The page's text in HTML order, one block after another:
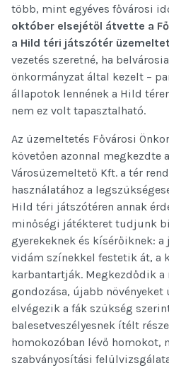
több, mint egyéves fővárosi
október elsejétől átvette a
a Hild téri játszótér
vezetés szeretné, ha
önkormányzat által kezelt –
állapotok lennének a Hild
nem ez volt tapasztalható.
Az üzemeltetés Fővárosi
követően azonnal megkezdte
Városüzemeltető Kft. a tér
használatához a
Hild téri játszótéren annak
minőségi játékteret tudjunk
gyerekeknek és kísérőiknek:
vidám színekkel festetik át, a
karbantartják. Megkezdődik
gondozása, újabb
elvégezik a fák szükség
balesetveszélyesnek ítélt
homokozóban lévő homokot,
szabványosítási